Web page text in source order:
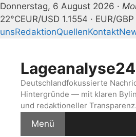
Donnerstag, 6 August 2026 ·
22°CEUR/USD 1.1554 · EUR/
unsRedaktionQuellenKontakt
springenLageanalyse24
Deutschlandfokussierte
Hintergründe — mit klaren
und redaktioneller Transparenz.
Menü